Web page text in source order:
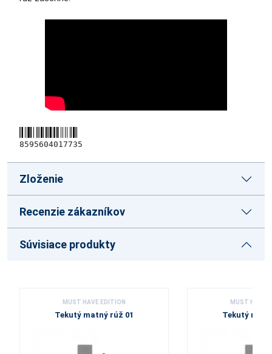
8595604017735
Zloženie
Recenzie zákazníkov
Súvisiace produkty
MUST HAVE EDITION
Tekutý matný rúž 01
MUST HAVE
Tekutý